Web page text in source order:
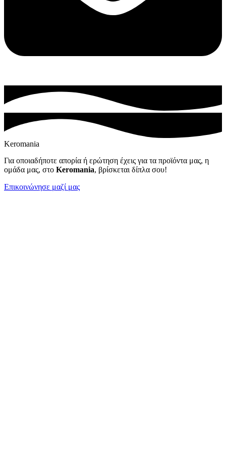
Keromania
Για οποιαδήποτε απορία ή ερώτηση έχεις για τα προϊόντα μας, η
ομάδα μας, στο Keromania, βρίσκεται δίπλα σου!
Επικοινώνησε μαζί μας